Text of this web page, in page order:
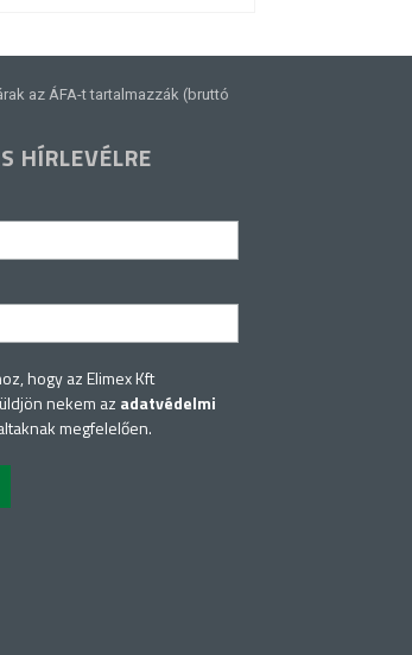
az ÁFA-t tartalmazzák (bruttó
HÍRLEVÉLRE
hogy az Elimex Kft
nekem az adatvédelmi
megfelelően.